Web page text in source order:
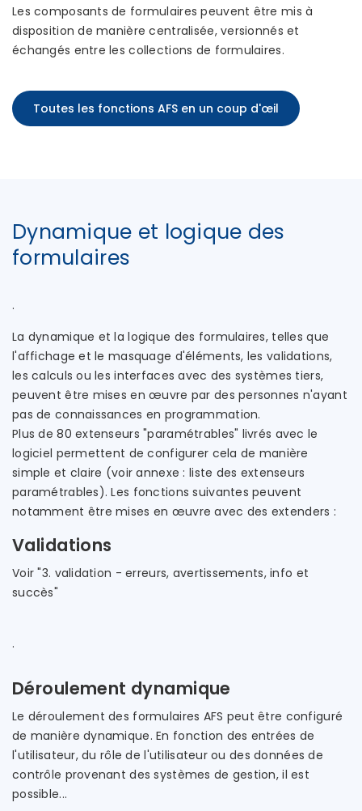
Les composants de formulaires peuvent être mis à
disposition de manière centralisée, versionnés et
échangés entre les collections de formulaires.
Toutes les fonctions AFS en un coup d'œil
Dynamique et logique des
formulaires
.
La dynamique et la logique des formulaires, telles que
l'affichage et le masquage d'éléments, les validations,
les calculs ou les interfaces avec des systèmes tiers,
peuvent être mises en œuvre par des personnes n'ayant
pas de connaissances en programmation.
Plus de 80 extenseurs "paramétrables" livrés avec le
logiciel permettent de configurer cela de manière
simple et claire (voir annexe : liste des extenseurs
paramétrables). Les fonctions suivantes peuvent
notamment être mises en œuvre avec des extenders :
Validations
Voir "3. validation - erreurs, avertissements, info et
succès"
.
Déroulement dynamique
Le déroulement des formulaires AFS peut être configuré
de manière dynamique. En fonction des entrées de
l'utilisateur, du rôle de l'utilisateur ou des données de
contrôle provenant des systèmes de gestion, il est
possible...